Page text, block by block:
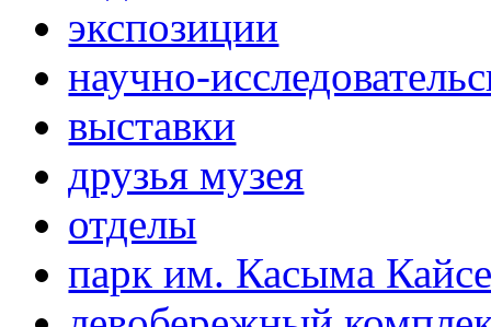
экспозиции
научно-
выставки
друзья музея
отделы
парк им. Касыма